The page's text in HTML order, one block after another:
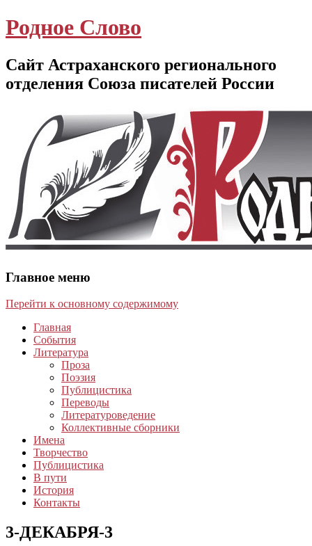
Родное Слово
Сайт Астраханского регионального
отделения Союза писателей России
Главное меню
Перейти к основному содержимому
Главная
События
Литература
Проза
Поэзия
Публицистика
Переводы
Литературоведение
Коллективные сборники
Имена
Творчество
Публицистика
В пути
История
Контакты
3-ДЕКАБРЯ-3